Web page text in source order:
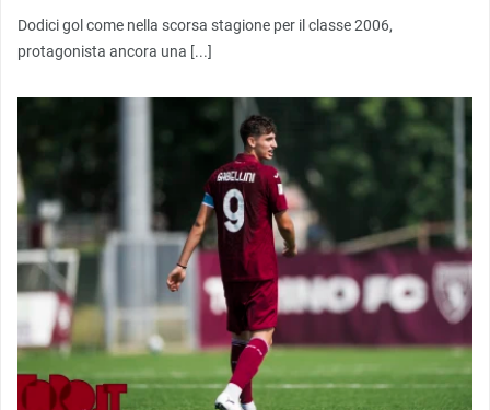
Dodici gol come nella scorsa stagione per il classe 2006,
protagonista ancora una [...]